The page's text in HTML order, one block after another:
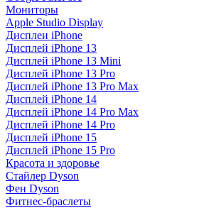
Мониторы
Apple Studio Display
Дисплеи iPhone
Дисплей iPhone 13
Дисплей iPhone 13 Mini
Дисплей iPhone 13 Pro
Дисплей iPhone 13 Pro Max
Дисплей iPhone 14
Дисплей iPhone 14 Pro Max
Дисплей iPhone 14 Pro
Дисплей iPhone 15
Дисплей iPhone 15 Pro
Красота и здоровье
Стайлер Dyson
Фен Dyson
Фитнес-браслеты